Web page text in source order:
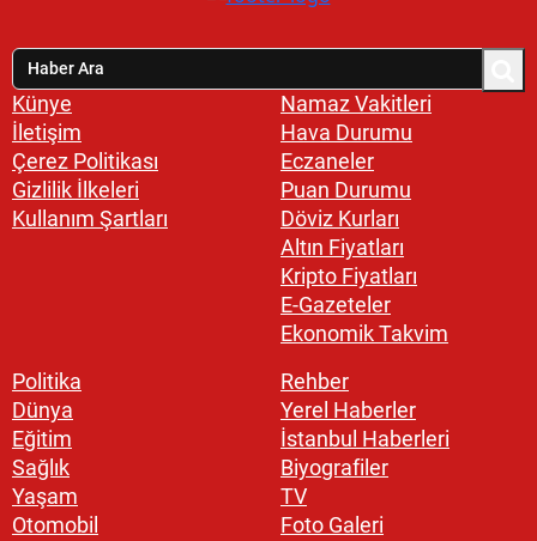
Künye
İletişim
Çerez Politikası
Gizlilik İlkeleri
Kullanım Şartları
Namaz Vakitleri
Hava Durumu
Eczaneler
Puan Durumu
Döviz Kurları
Altın Fiyatları
Kripto Fiyatları
E-Gazeteler
Ekonomik Takvim
Politika
Dünya
Eğitim
Sağlık
Yaşam
Otomobil
Rehber
Yerel Haberler
İstanbul Haberleri
Biyografiler
TV
Foto Galeri